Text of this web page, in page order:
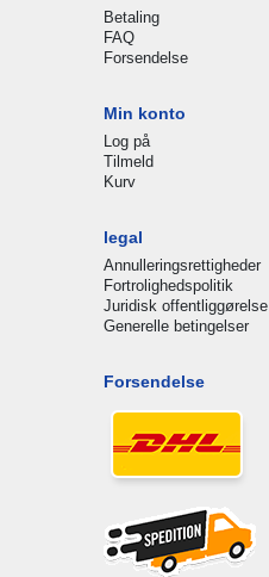
Betaling
FAQ
Forsendelse
Min konto
Log på
Tilmeld
Kurv
legal
Annulleringsrettigheder
Fortrolighedspolitik
Juridisk offentliggørelse
Generelle betingelser
Forsendelse